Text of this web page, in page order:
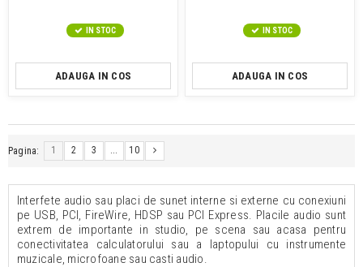
IN STOC
ADAUGA IN COS
IN STOC
ADAUGA IN COS
Pagina: 1 2 3 ... 10
Interfete audio sau placi de sunet interne si externe cu conexiuni
pe USB, PCI, FireWire, HDSP sau PCI Express. Placile audio sunt
extrem de importante in studio, pe scena sau acasa pentru
conectivitatea calculatorului sau a laptopului cu instrumente
muzicale, microfoane sau casti audio.